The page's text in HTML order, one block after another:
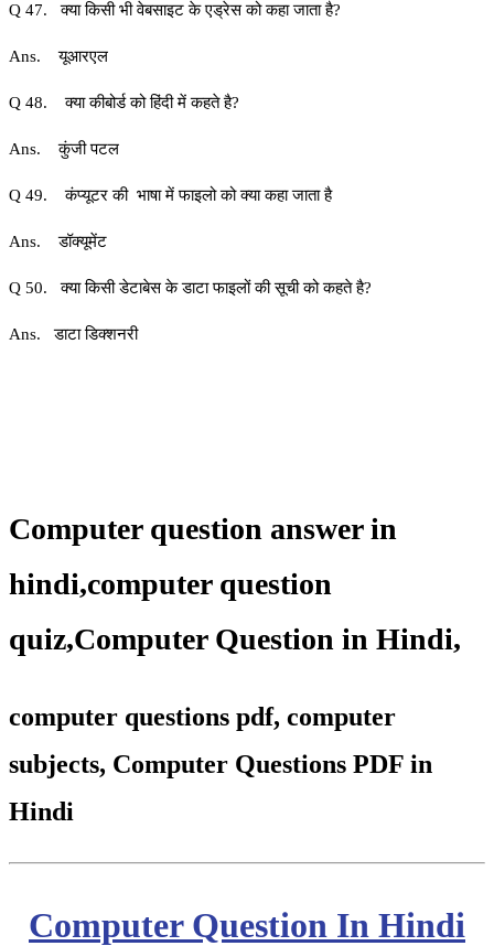
Q 47. क्या किसी भी वेबसाइट के एड्रेस को कहा जाता है?
Ans. यूआरएल
Q 48. क्या कीबोर्ड को हिंदी में कहते है?
Ans. कुंजी पटल
Q 49. कंप्यूटर की भाषा में फाइलो को क्या कहा जाता है
Ans. डॉक्यूमेंट
Q 50. क्या किसी डेटाबेस के डाटा फाइलों की सूची को कहते है?
Ans. डाटा डिक्शनरी
Computer question answer in
hindi,computer question
quiz,Computer Question in Hindi,
computer questions pdf, computer
subjects, Computer Questions PDF in
Hindi
Computer Question In Hindi